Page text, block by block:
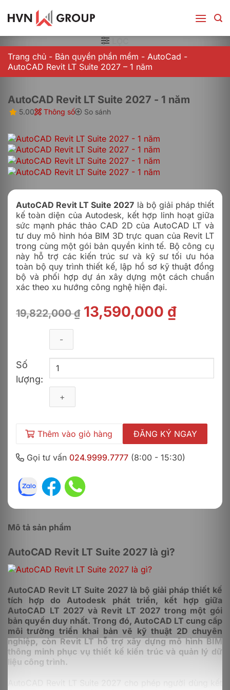
qua
nội
dung
Trang chủ - Bản quyền phần mềm - AutoCad -
AutoCAD Revit LT Suite 2027 – 1 năm
AutoCAD Revit LT Suite 2027 - 1 năm
5.00 Thông số So sánh
AutoCAD Revit LT Suite 2027 là bộ giải pháp thiết
kế toàn diện của Autodesk, kết hợp linh hoạt giữa
sức mạnh phác thảo CAD 2D của AutoCAD LT và
tư duy mô hình hóa BIM 3D trực quan của Revit LT
trong cùng một gói bản quyền kinh tế. Bộ công cụ
này hỗ trợ các kiến trúc sư và kỹ sư tối ưu hóa
toàn bộ quy trình thiết kế, lập hồ sơ kỹ thuật đồng
bộ và phối hợp dự án xây dựng một cách chuẩn
xác theo xu hướng công nghệ hiện đại.
19,822,000₫ Giá
13,590,000 ₫Giá
Số
lượng:
Revit
LT
Suite
2027
-
số
Thêm vào giỏ hàng ĐĂNG KÝ NGAY
Gọi tư vấn 024.9999.7777 (8:00 - 15:30)
Mô tả sản phẩm
AutoCAD Revit LT Suite 2027 là gì?
AutoCAD Revit LT Suite 2027 là bộ giải pháp thiết kế
tích hợp do Autodesk phát triển, kết hợp giữa
AutoCAD LT 2027 và Revit LT 2027 trong một gói
bản quyền duy nhất. Trong đó, AutoCAD LT cung cấp
môi trường triển khai bản vẽ kỹ thuật 2D chuyên
nghiệp, còn Revit LT hỗ trợ xây dựng mô hình BIM
thông minh phục vụ thiết kế kiến trúc và quản lý dữ
liệu công trình.